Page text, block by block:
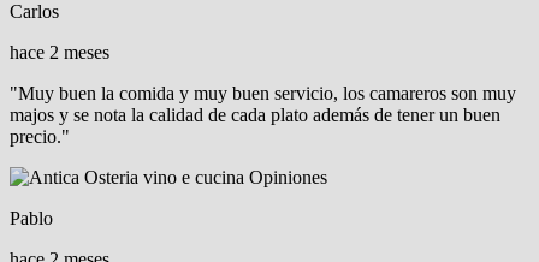
Carlos
hace 2 meses
"Muy buen la comida y muy buen servicio, los camareros son muy
majos y se nota la calidad de cada plato además de tener un buen
precio."
Pablo